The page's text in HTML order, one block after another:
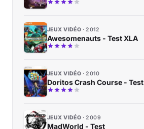
JEUX VIDÉO 2012
Awesomenauts - Test XLA
JEUX VIDÉO 2010
Doritos Crash Course - Test
JEUX VIDÉO 2009
MadWorld - Test